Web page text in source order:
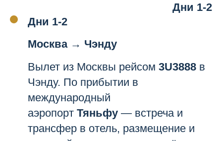
Дни 1-2
Дни 1-2
Москва → Чэнду
Вылет из Москвы рейсом 3U3888 в
Чэнду. По прибытии в
международный
аэропорт Тяньфу — встреча и
трансфер в отель, размещение и